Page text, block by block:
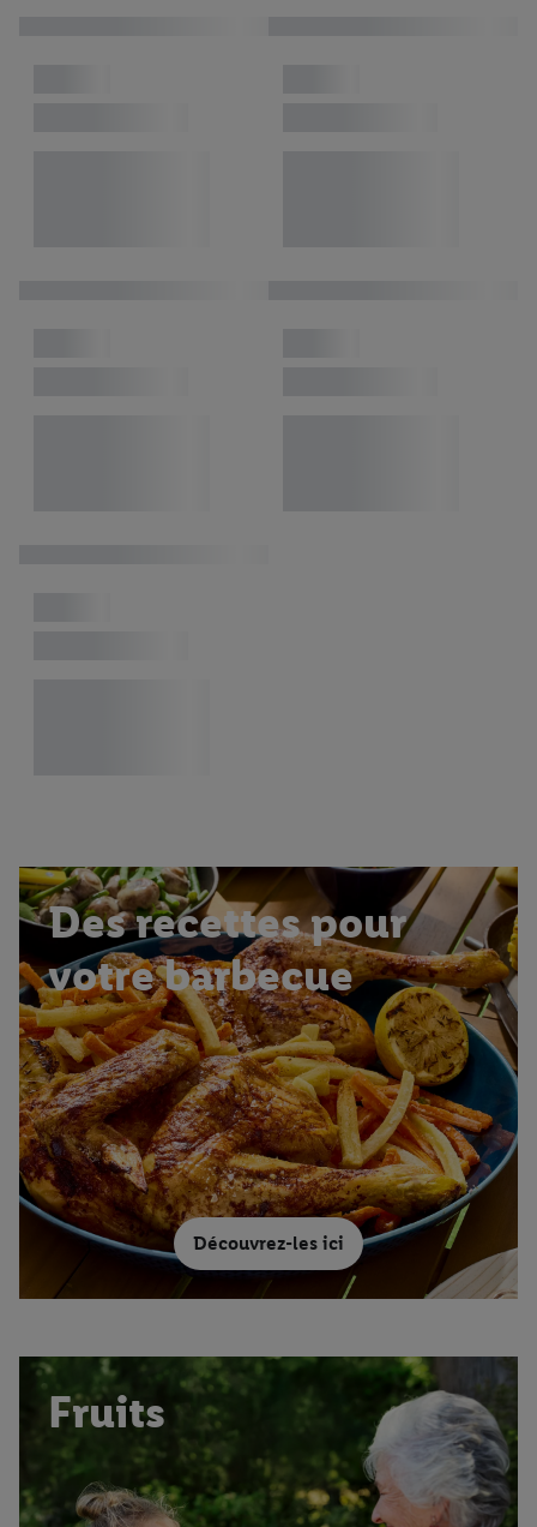
Découvrez-les ici
Des recettes pour
votre barbecue
Fruits